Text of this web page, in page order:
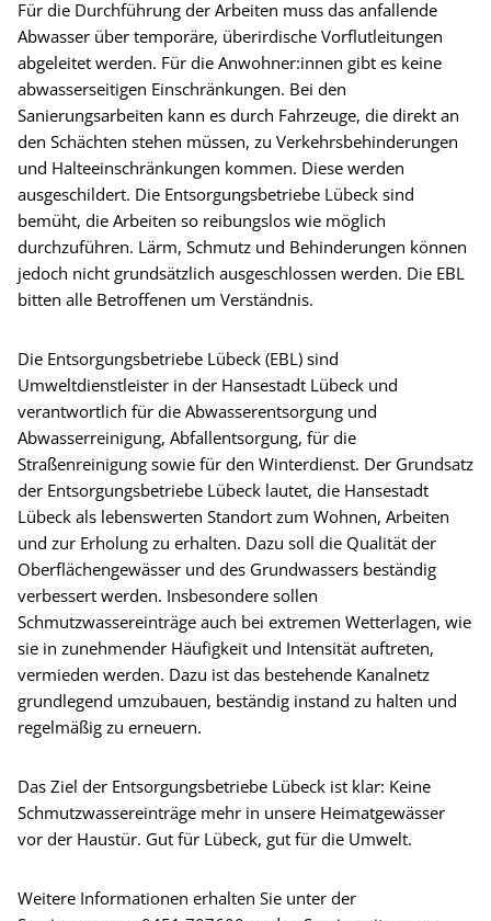
Für die Durchführung der Arbeiten muss das anfallende
Abwasser über temporäre, überirdische Vorflutleitungen
abgeleitet werden. Für die Anwohner:innen gibt es keine
abwasserseitigen Einschränkungen. Bei den
Sanierungsarbeiten kann es durch Fahrzeuge, die direkt an
den Schächten stehen müssen, zu Verkehrsbehinderungen
und Halteeinschränkungen kommen. Diese werden
ausgeschildert. Die Entsorgungsbetriebe Lübeck sind
bemüht, die Arbeiten so reibungslos wie möglich
durchzuführen. Lärm, Schmutz und Behinderungen können
jedoch nicht grundsätzlich ausgeschlossen werden. Die EBL
bitten alle Betroffenen um Verständnis.
Die Entsorgungsbetriebe Lübeck (EBL) sind
Umweltdienstleister in der Hansestadt Lübeck und
verantwortlich für die Abwasserentsorgung und
Abwasserreinigung, Abfallentsorgung, für die
Straßenreinigung sowie für den Winterdienst. Der Grundsatz
der Entsorgungsbetriebe Lübeck lautet, die Hansestadt
Lübeck als lebenswerten Standort zum Wohnen, Arbeiten
und zur Erholung zu erhalten. Dazu soll die Qualität der
Oberflächengewässer und des Grundwassers beständig
verbessert werden. Insbesondere sollen
Schmutzwassereinträge auch bei extremen Wetterlagen, wie
sie in zunehmender Häufigkeit und Intensität auftreten,
vermieden werden. Dazu ist das bestehende Kanalnetz
grundlegend umzubauen, beständig instand zu halten und
regelmäßig zu erneuern.
Das Ziel der Entsorgungsbetriebe Lübeck ist klar: Keine
Schmutzwassereinträge mehr in unsere Heimatgewässer
vor der Haustür. Gut für Lübeck, gut für die Umwelt.
Weitere Informationen erhalten Sie unter der